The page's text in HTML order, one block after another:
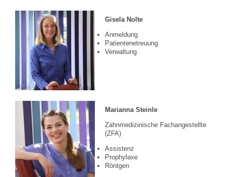
Gisela Nolte
Anmeldung
Patientenetreuung
Verwaltung
Marianna Steinle
Zahnmedizinische Fachangestellte
(ZFA)
Assistenz
Prophylaxe
Röntgen